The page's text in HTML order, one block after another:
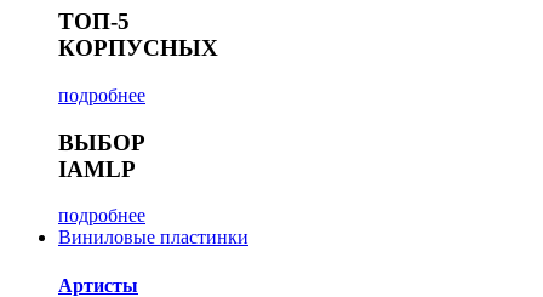
ТОП-5
КОРПУСНЫХ
подробнее
ВЫБОР
IAMLP
подробнее
Виниловые пластинки
Артисты